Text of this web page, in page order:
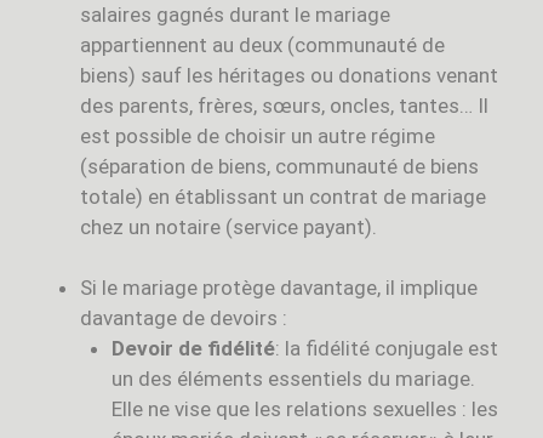
salaires gagnés durant le mariage
appartiennent au deux (communauté de
biens) sauf les héritages ou donations venant
des parents, frères, sœurs, oncles, tantes… Il
est possible de choisir un autre régime
(séparation de biens, communauté de biens
totale) en établissant un contrat de mariage
chez un notaire (service payant).
Si le mariage protège davantage, il implique
davantage de devoirs :
Devoir de fidélité: la fidélité conjugale est
un des éléments essentiels du mariage.
Elle ne vise que les relations sexuelles : les